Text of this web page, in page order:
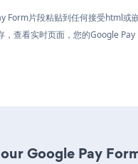
Form片段粘贴到任何接受html或
，查看实时页面，您的Google Pay
Google Pay